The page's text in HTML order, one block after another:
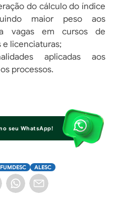
do cálculo do índice
maior peso aos
vagas em cursos de
e licenciaturas;
aplicadas aos
processos.
seu WhatsApp!
FUMDESC ALESC